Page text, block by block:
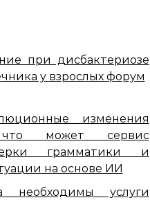
при дисбактериозе
у взрослых форум
изменения
может сервис
грамматики и
на основе ИИ
необходимы услуги